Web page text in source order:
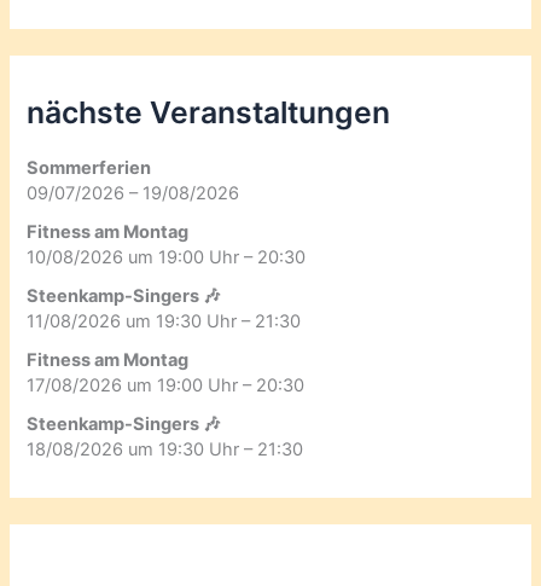
nächste Veranstaltungen
Sommerferien
09/07/2026 – 19/08/2026
Fitness am Montag
10/08/2026 um 19:00 Uhr – 20:30
Steenkamp-Singers 🎶
11/08/2026 um 19:30 Uhr – 21:30
Fitness am Montag
17/08/2026 um 19:00 Uhr – 20:30
Steenkamp-Singers 🎶
18/08/2026 um 19:30 Uhr – 21:30